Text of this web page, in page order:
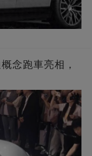
念跑車亮相，